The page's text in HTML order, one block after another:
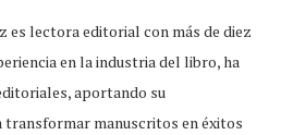
es lectora editorial con más de diez
en la industria del libro, ha
aportando su
transformar manuscritos en éxitos